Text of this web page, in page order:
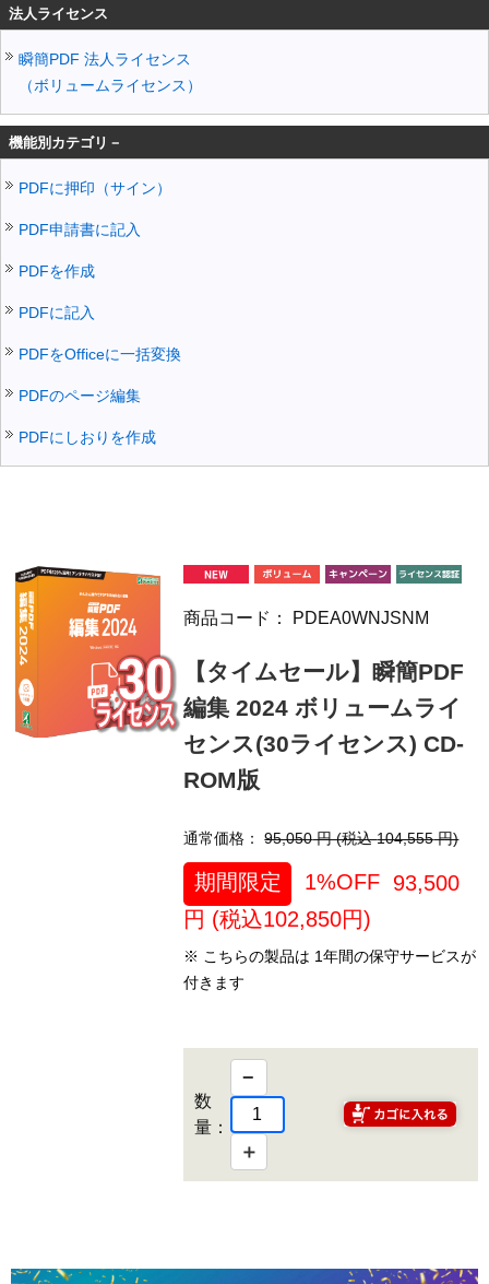
法人ライセンス
瞬簡PDF 法人ライセンス
（ボリュームライセンス）
機能別カテゴリ－
PDFに押印（サイン）
PDF申請書に記入
PDFを作成
PDFに記入
PDFをOfficeに一括変換
PDFのページ編集
PDFにしおりを作成
商品コード： PDEA0WNJSNM
【タイムセール】瞬簡PDF
編集 2024 ボリュームライ
センス(30ライセンス) CD-
ROM版
通常価格： 95,050円 (税込104,555円)
期間限定 1%OFF 93,500
円 (税込102,850円)
※ こちらの製品は 1年間の保守サービスが
付きます
数
量：
−
＋